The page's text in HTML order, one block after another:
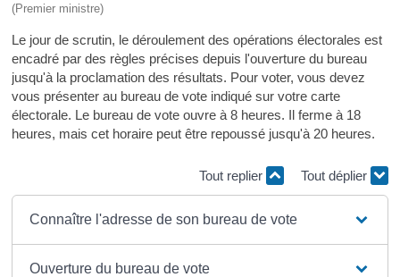
(Premier ministre)
Le jour de scrutin, le déroulement des opérations électorales est
encadré par des règles précises depuis l'ouverture du bureau
jusqu'à la proclamation des résultats. Pour voter, vous devez
vous présenter au bureau de vote indiqué sur votre carte
électorale. Le bureau de vote ouvre à 8 heures. Il ferme à 18
heures, mais cet horaire peut être repoussé jusqu'à 20 heures.
Tout replier Tout déplier
Connaître l'adresse de son bureau de vote
Ouverture du bureau de vote